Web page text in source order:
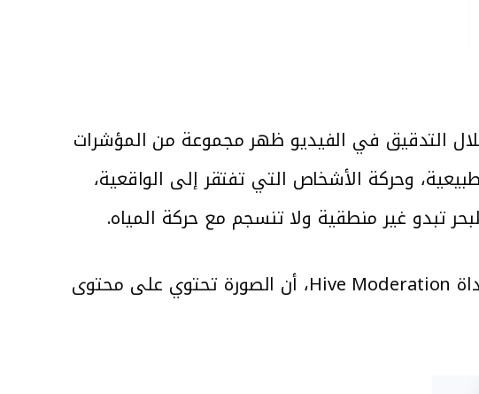
التدقيق في الفيديو ظهر مجموعة من المؤشرات
وحركة الأشخاص التي تفتقر إلى الواقعية،
تبدو غير منطقية ولا تنسجم مع حركة المياه.
كما أظهرت أدوات الكشف عن المحتوى المولد بالذكاء الاصطناعي، ومن بينها أداة Hive Moderation، أن الصورة تحتوي على محتوى